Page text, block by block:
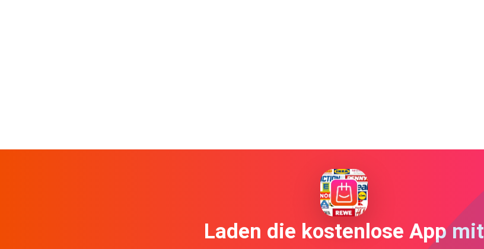
Laden die kostenlose App mit